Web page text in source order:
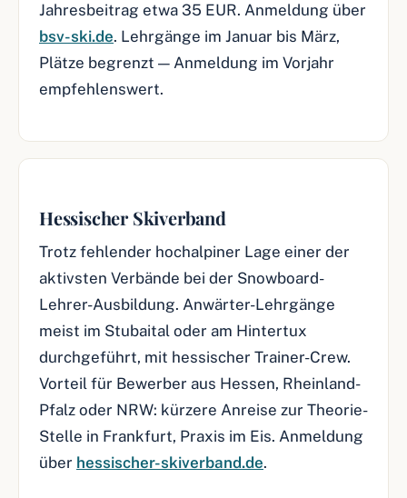
Jahresbeitrag etwa 35 EUR. Anmeldung über
bsv-ski.de. Lehrgänge im Januar bis März,
Plätze begrenzt — Anmeldung im Vorjahr
empfehlenswert.
Hessischer Skiverband
Trotz fehlender hochalpiner Lage einer der
aktivsten Verbände bei der Snowboard-
Lehrer-Ausbildung. Anwärter-Lehrgänge
meist im Stubaital oder am Hintertux
durchgeführt, mit hessischer Trainer-Crew.
Vorteil für Bewerber aus Hessen, Rheinland-
Pfalz oder NRW: kürzere Anreise zur Theorie-
Stelle in Frankfurt, Praxis im Eis. Anmeldung
über hessischer-skiverband.de.